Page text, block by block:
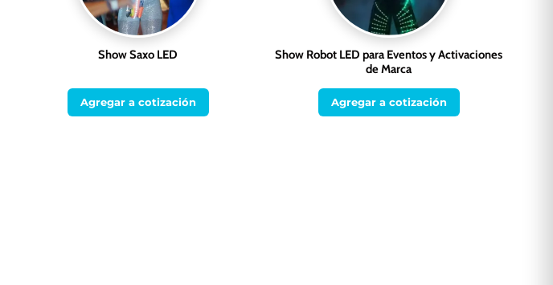
Show Saxo LED
Agregar a cotización
Show Robot LED para Eventos y Activaciones
de Marca
Agregar a cotización